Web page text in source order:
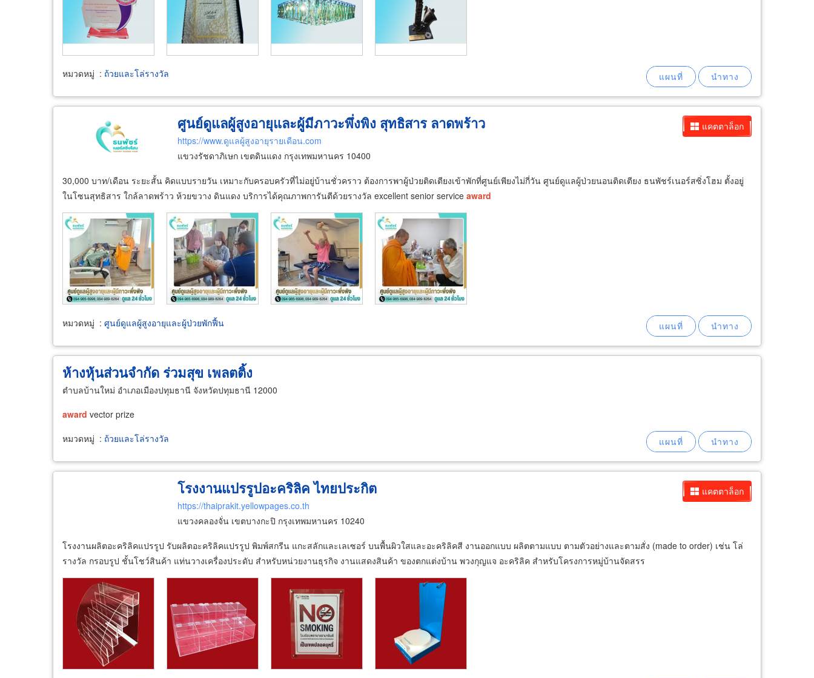
หมวดหมู่ : ถ้วยและโล่รางวัล
แคตตาล็อก
ศูนย์ดูแลผู้สูงอายุและผู้มีภาวะพึ่งพิง สุทธิสาร ลาดพร้าว
https://www.ดูแลผู้สูงอายุรายเดือน.com
แขวงรัชดาภิเษก เขตดินแดง กรุงเทพมหานคร 10400
30,000 บาท/เดือน ระยะสั้น คิดแบบรายวัน เหมาะกับครอบครัวที่ไม่อยู่บ้านชั่วคราว ต้องการพาผู้ป่วยติดเตียงเข้าพักที่ศูนย์เพียงไม่กี่วัน ศูนย์ดูแลผู้ป่วยนอนติดเตียง ธนพัชร์เนอร์สซิ่งโฮม ตั้งอยู่
ในโซนสุทธิสาร ใกล้ลาดพร้าว ห้วยขวาง ดินแดง บริการได้คุณภาพการันตีด้วยรางวัล excellent senior service award
หมวดหมู่ : ศูนย์ดูแลผู้สูงอายุและผู้ป่วยพักฟื้น
ห้างหุ้นส่วนจำกัด ร่วมสุข เพลตติ้ง
ตำบลบ้านใหม่ อำเภอเมืองปทุมธานี จังหวัดปทุมธานี 12000
award vector prize
หมวดหมู่ : ถ้วยและโล่รางวัล
แคตตาล็อก
โรงงานแปรรูปอะคริลิค ไทยประกิต
https://thaiprakit.yellowpages.co.th
แขวงคลองจั่น เขตบางกะปิ กรุงเทพมหานคร 10240
โรงงานผลิตอะคริลิคแปรรูป รับผลิตอะคริลิคแปรรูป พิมพ์สกรีน แกะสลักและเลเซอร์ บนพื้นผิวใสและอะคริลิคสี งานออกแบบ ผลิตตามแบบ ตามตัวอย่างและตามสั่ง (made to order) เช่น โล่
รางวัล กรอบรูป ชั้นโชว์สินค้า แท่นวางเครื่องประดับ สำหรับหน่วยงานธุรกิจ งานแสดงสินค้า ของตกแต่งบ้าน พวงกุญแจ อะคริลิค สำหรับโครงการหมู่บ้านจัดสรร